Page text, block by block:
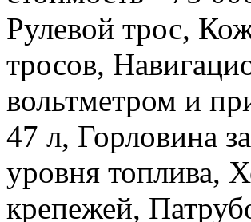
Рулевой трос,
тросов,
вольтметром и
47 л, Горловина
уровня топлива,
крепежей,